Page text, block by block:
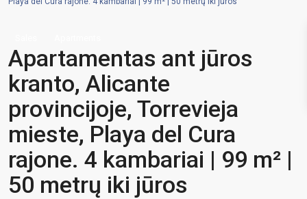
Apartamentas ant jūros
kranto, Alicante
provincijoje, Torrevieja
mieste, Playa del Cura
rajone. 4 kambariai | 99 m² |
50 metrų iki jūros